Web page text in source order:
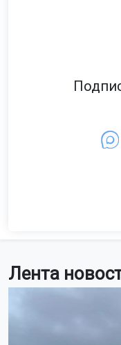
Лента